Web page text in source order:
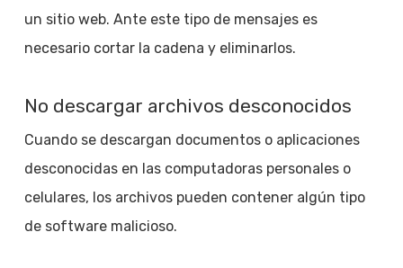
un sitio web. Ante este tipo de mensajes es
necesario cortar la cadena y eliminarlos.
No descargar archivos desconocidos
Cuando se descargan documentos o aplicaciones
desconocidas en las computadoras personales o
celulares, los archivos pueden contener algún tipo
de software malicioso.